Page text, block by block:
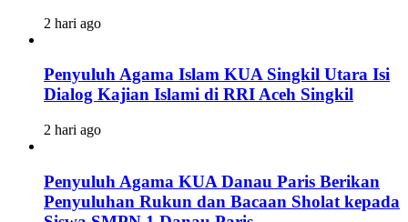
2 hari ago
Penyuluh Agama Islam KUA Singkil Utara Isi
Dialog Kajian Islami di RRI Aceh Singkil
2 hari ago
Penyuluh Agama KUA Danau Paris Berikan
Penyuluhan Rukun dan Bacaan Sholat kepada